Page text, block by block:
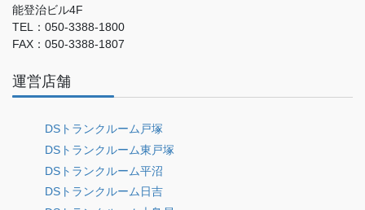
能登治ビル4F
TEL：050-3388-1800
FAX：050-3388-1807
運営店舗
DSトランクルーム戸塚
DSトランクルーム東戸塚
DSトランクルーム平沼
DSトランクルーム日吉